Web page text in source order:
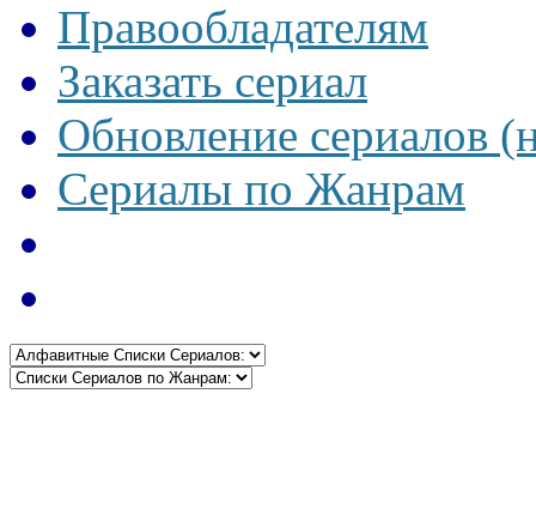
Правообладателям
Заказать сериал
Обновление сериалов
Сериалы по Жанрам